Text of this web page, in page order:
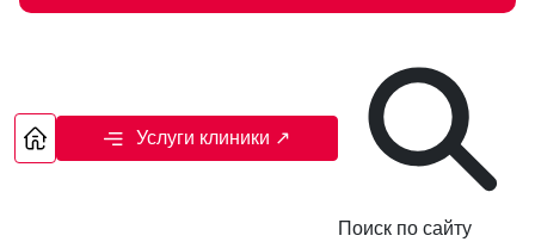
Услуги клиники ↗
Поиск по сайту